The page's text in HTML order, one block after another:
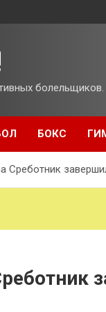
болельщиков.
БОКС
Среботник